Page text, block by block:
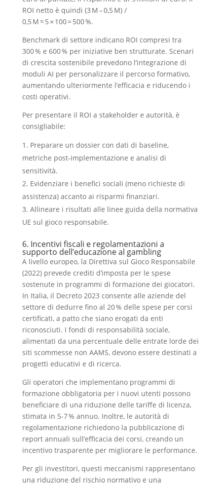
ROI netto è quindi (3 M – 0,5 M) /
0,5 M ≈ 5 × 100 = 500 %.
Benchmark di settore indicano ROI compresi tra
300 % e 600 % per iniziative ben strutturate. Scenari
di crescita sostenibile prevedono l’integrazione di
moduli AI per personalizzare il percorso formativo,
aumentando ulteriormente l’efficacia e riducendo i
costi operativi.
Per presentare il ROI a stakeholder e autorità, è
consigliabile:
Preparare un dossier con dati di baseline,
metriche post‑implementazione e analisi di
sensitività.
Evidenziare i benefici sociali (meno richieste di
assistenza) accanto ai risparmi finanziari.
Allineare i risultati alle linee guida della normativa
UE sul gioco responsabile.
6. Incentivi fiscali e regolamentazioni a
supporto dell’educazione al gambling
A livello europeo, la Direttiva sul Gioco Responsabile
(2022) prevede crediti d’imposta per le spese
sostenute in programmi di formazione dei giocatori.
In Italia, il Decreto 2023 consente alle aziende del
settore di dedurre fino al 20 % delle spese per corsi
certificati, a patto che siano erogati da enti
riconosciuti. I fondi di responsabilità sociale,
alimentati da una percentuale delle entrate lorde dei
siti scommesse non AAMS, devono essere destinati a
progetti educativi e di ricerca.
Gli operatori che implementano programmi di
formazione obbligatoria per i nuovi utenti possono
beneficiare di una riduzione delle tariffe di licenza,
stimata in 5‑7 % annuo. Inoltre, le autorità di
regolamentazione richiedono la pubblicazione di
report annuali sull’efficacia dei corsi, creando un
incentivo trasparente per migliorare le performance.
Per gli investitori, questi meccanismi rappresentano
una riduzione del rischio normativo e una